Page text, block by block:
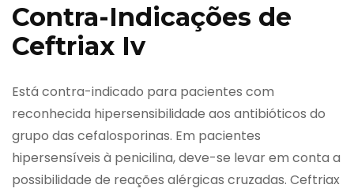
Contra-Indicações de
Ceftriax Iv
Está contra-indicado para pacientes com
reconhecida hipersensibilidade aos antibióticos do
grupo das cefalosporinas. Em pacientes
hipersensíveis à penicilina, deve-se levar em conta a
possibilidade de reações alérgicas cruzadas. Ceftriax